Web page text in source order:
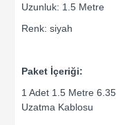
Uzunluk: 1.5 Metre
Renk: siyah
Paket İçeriği:
1 Adet 1.5 Metre
Uzatma Kablosu